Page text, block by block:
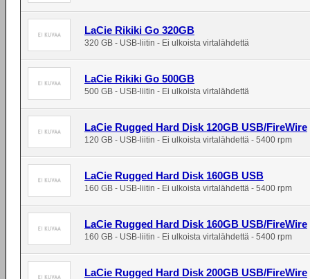
LaCie Rikiki Go 320GB
320 GB - USB-liitin - Ei ulkoista virtalähdettä
LaCie Rikiki Go 500GB
500 GB - USB-liitin - Ei ulkoista virtalähdettä
LaCie Rugged Hard Disk 120GB USB/FireWire
120 GB - USB-liitin - Ei ulkoista virtalähdettä - 5400 rpm
LaCie Rugged Hard Disk 160GB USB
160 GB - USB-liitin - Ei ulkoista virtalähdettä - 5400 rpm
LaCie Rugged Hard Disk 160GB USB/FireWire
160 GB - USB-liitin - Ei ulkoista virtalähdettä - 5400 rpm
LaCie Rugged Hard Disk 200GB USB/FireWire